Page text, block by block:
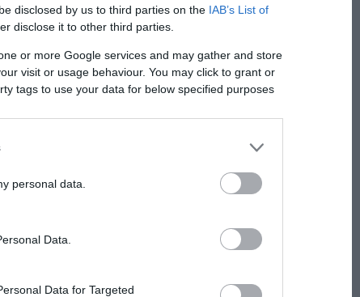
disclosed by us to third parties on the IAB’s List of
disclose it to other third parties.
or more Google services and may gather and store
visit or usage behaviour. You may click to grant or
tags to use your data for below specified purposes
personal data.
Data.
Data for Targeted